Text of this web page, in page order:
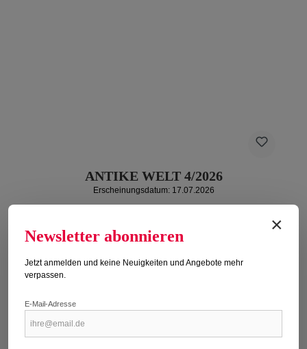
ANTIKE WELT 4/2026
Erscheinungsdatum: 17.07.2026
Preise inkl. MwSt. zzgl. Versandkosten
Details
×
Newsletter abonnieren
Jetzt anmelden und keine Neuigkeiten und Angebote mehr
verpassen.
E-Mail-Adresse